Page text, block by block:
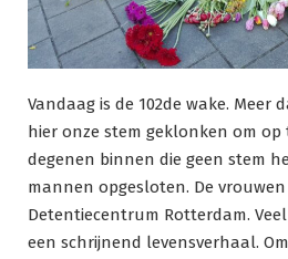
Vandaag is de 102de wake.
hier onze stem geklonken om
degenen binnen die geen stem
mannen opgesloten. De
Detentiecentrum Rotterdam.
een schrijnend levensverhaal.